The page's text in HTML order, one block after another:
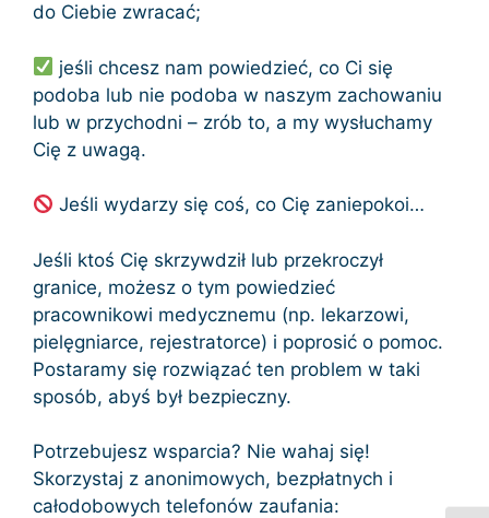
do Ciebie zwracać;
jeśli chcesz nam powiedzieć, co Ci się
podoba lub nie podoba w naszym zachowaniu
lub w przychodni – zrób to, a my wysłuchamy
Cię z uwagą.
Jeśli wydarzy się coś, co Cię zaniepokoi…
Jeśli ktoś Cię skrzywdził lub przekroczył
granice, możesz o tym powiedzieć
pracownikowi medycznemu (np. lekarzowi,
pielęgniarce, rejestratorce) i poprosić o pomoc.
Postaramy się rozwiązać ten problem w taki
sposób, abyś był bezpieczny.
Potrzebujesz wsparcia? Nie wahaj się!
Skorzystaj z anonimowych, bezpłatnych i
całodobowych telefonów zaufania: